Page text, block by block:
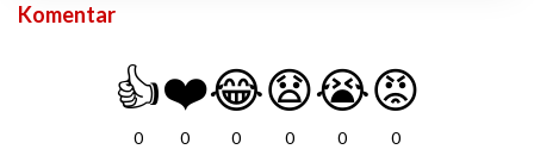
Komentar
👍
0
❤️
0
😂
0
😧
0
😭
0
😡
0